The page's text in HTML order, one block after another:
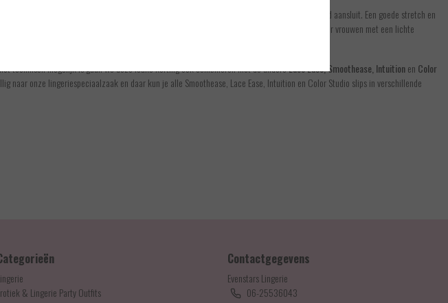
seamless stretch stof en deels uit zacht stretch kant dat mooi tot aan de navel op de huid aansluit. Een goede stretch en
blush is een perfecte kleur om als nude slip te gebruiken onder lichtgekleurde kleding voor vrouwen met een lichte
technisch mogelijk is gaan we deze leuke korting ook combineren met de andereLace Ease, Smoothease, Intuitionen Color
naar onze lingeriespeciaalzaak en daar kun je alle Smoothease, Lace Ease, Intuition en Color Studio slips in verschillende
& Lingerie Party Outfits
Contactgegevens
Evenstars Lingerie
06-25536043